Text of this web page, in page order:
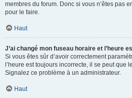
membres du forum. Donc si vous n’êtes pas
pour le faire.
Haut
J’ai changé mon fuseau horaire et l’heure
Si vous êtes sûr d’avoir correctement
l’heure est toujours incorrecte, il se peut que
Signalez ce problème à un administrateur.
Haut